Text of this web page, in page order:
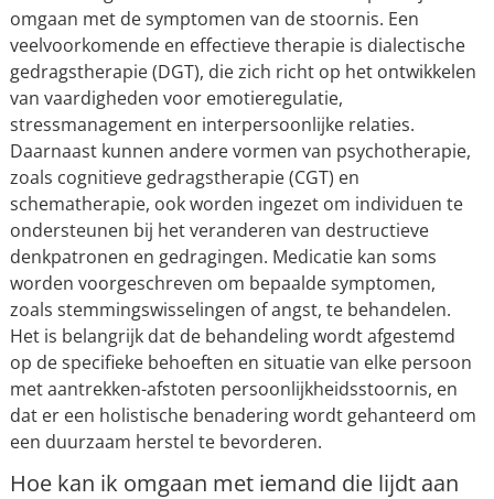
omgaan met de symptomen van de stoornis. Een
veelvoorkomende en effectieve therapie is dialectische
gedragstherapie (DGT), die zich richt op het ontwikkelen
van vaardigheden voor emotieregulatie,
stressmanagement en interpersoonlijke relaties.
Daarnaast kunnen andere vormen van psychotherapie,
zoals cognitieve gedragstherapie (CGT) en
schematherapie, ook worden ingezet om individuen te
ondersteunen bij het veranderen van destructieve
denkpatronen en gedragingen. Medicatie kan soms
worden voorgeschreven om bepaalde symptomen,
zoals stemmingswisselingen of angst, te behandelen.
Het is belangrijk dat de behandeling wordt afgestemd
op de specifieke behoeften en situatie van elke persoon
met aantrekken-afstoten persoonlijkheidsstoornis, en
dat er een holistische benadering wordt gehanteerd om
een duurzaam herstel te bevorderen.
Hoe kan ik omgaan met iemand die lijdt aan